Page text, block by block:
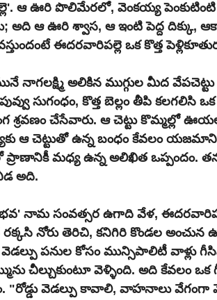
ఆ ఊరి పొలిమేరలో, వెంకయ్య పెంకుటింటి
ఆ ఊరి శ్వాస, ఆ ఇంటి పెద్ద దిక్కు,
ఈదరవారిపల్లె ఒక కొత్త
నాగలక్ష్మి అలికిన ముగ్గుల మీద
సుగంధం, కొత్త బెల్లం తీపి కలగలిసి
శ్రవణం చేసేవారు. ఆ చెట్టు కొమ్మల్లో
ఆ చెట్టుతో ఉన్న బంధం కేవలం
ప్రాణానికీ మధ్య ఉన్న అలిఖిత ఒప్పందం.
అది.
నామ సంవత్సర ఉగాది వేళ,
రక్కసి నోరు తెరిచి, కనిగిరి కొండల
పనుల కోసం మున్సిపాలిటీ వాళ్లు
చీల్చుకుంటూ వెళ్ళింది. అది కేవలం
"రోడ్డు వెడల్పు కావాలి, వాహనాలు